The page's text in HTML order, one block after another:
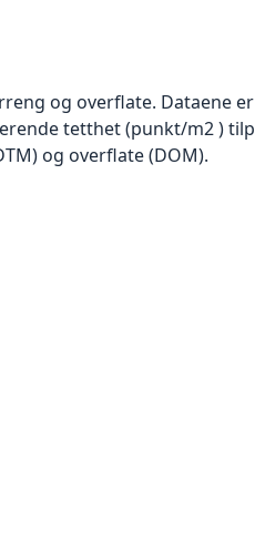
og overflate. Dataene
tetthet (punkt/m2 )
og overflate (DOM).